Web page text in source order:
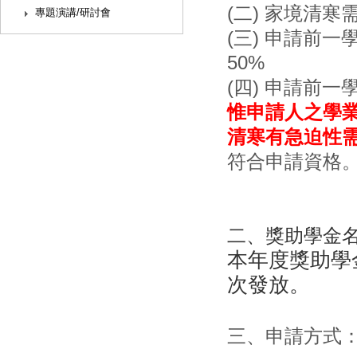
專題演講/研討會
(二) 家境清寒
(三) 申請前一
50%
(四) 申請前一
惟申請人之學
清寒有急迫性
符合申請資格
二、獎助學金
本年度獎助
次發放。
三、申請方式